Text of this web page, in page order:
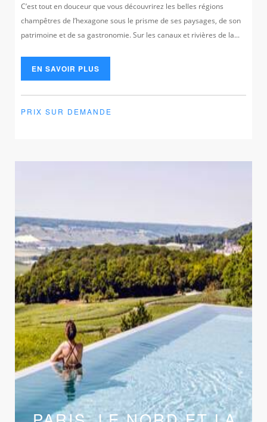
C’est tout en douceur que vous découvrirez les belles régions
champêtres de l’hexagone sous le prisme de ses paysages, de son
patrimoine et de sa gastronomie. Sur les canaux et rivières de la...
EN SAVOIR PLUS
PRIX SUR DEMANDE